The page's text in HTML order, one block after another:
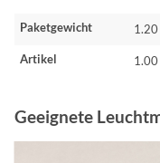
Paketgewicht
Artikel
Geeignete